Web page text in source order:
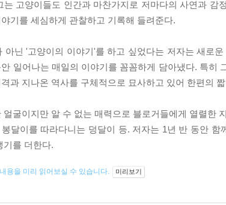
는 고양이들도 인간과 마찬가지로 저마다의 사연과
기를 세심하게 관찰하고 기록해 들려준다.
아닌 '고양이의 이야기'를 하고 싶었다는 저자는 새로
일어나는 매일의 이야기를 꼼꼼하게 담아냈다. 특히
과 지나온 역사를 구체적으로 묘사하고 있어 한편의
얼굴이지만 알 수 없는 매력으로 블로거들에게 열렬한
달이를 따라다니는 덩달이 등. 저자는 1년 반 동안
기를 더한다.
용을 미리 읽어보실 수 있습니다. 미리보기